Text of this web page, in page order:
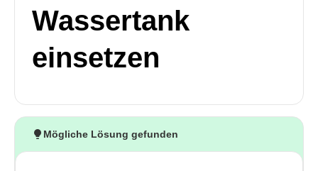
Wassertank
einsetzen
Mögliche Lösung gefunden